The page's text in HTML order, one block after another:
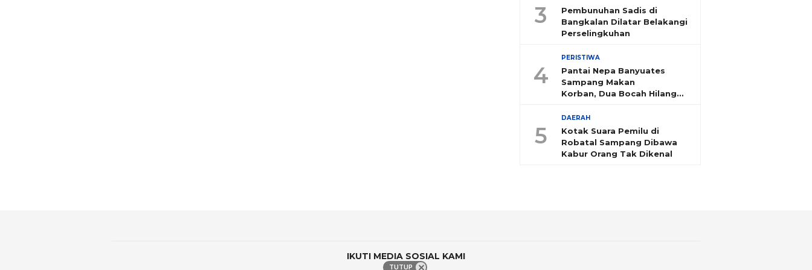
3
Pembunuhan Sadis di
Bangkalan Dilatar Belakangi
Perselingkuhan
4
PERISTIWA
Pantai Nepa Banyuates
Sampang Makan
Korban, Dua Bocah Hilang
5
DAERAH
Kotak Suara Pemilu di
Robatal Sampang Dibawa
Kabur Orang Tak Dikenal
IKUTI MEDIA SOSIAL KAMI
TUTUP